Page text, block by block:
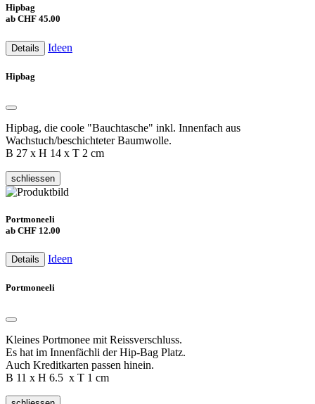
Hipbag
ab CHF 45.00
Details Ideen
Hipbag
Hipbag, die coole "Bauchtasche" inkl. Innenfach aus
Wachstuch/beschichteter Baumwolle.
B 27 x H 14 x T 2 cm
schliessen
Portmoneeli
ab CHF 12.00
Details Ideen
Portmoneeli
Kleines Portmonee mit Reissverschluss.
Es hat im Innenfächli der Hip-Bag Platz.
Auch Kreditkarten passen hinein.
B 11 x H 6.5 x T 1 cm